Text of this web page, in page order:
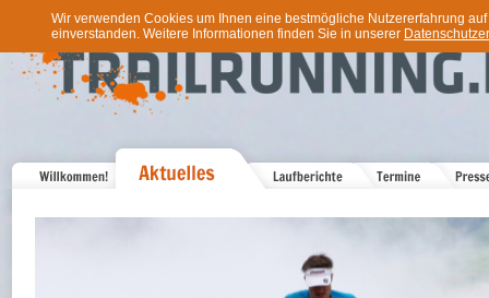
Wir verwenden Cookies um Ihnen eine bestmögliche Nutzererfahrung
einverstanden. Weitere Informationen finden Sie in unserer